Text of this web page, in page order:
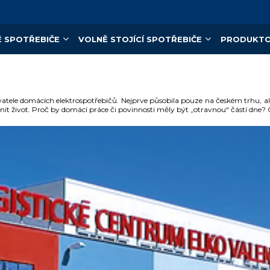
VOLNĚ STOJÍCÍ SPOTŘEBIČE
SPOTŘEBIČE
domácích elektrospotřebičů. Nejprve působila pouze na českém trhu,
život. Proč by domácí práce či povinnosti měly být „otravnou“ částí